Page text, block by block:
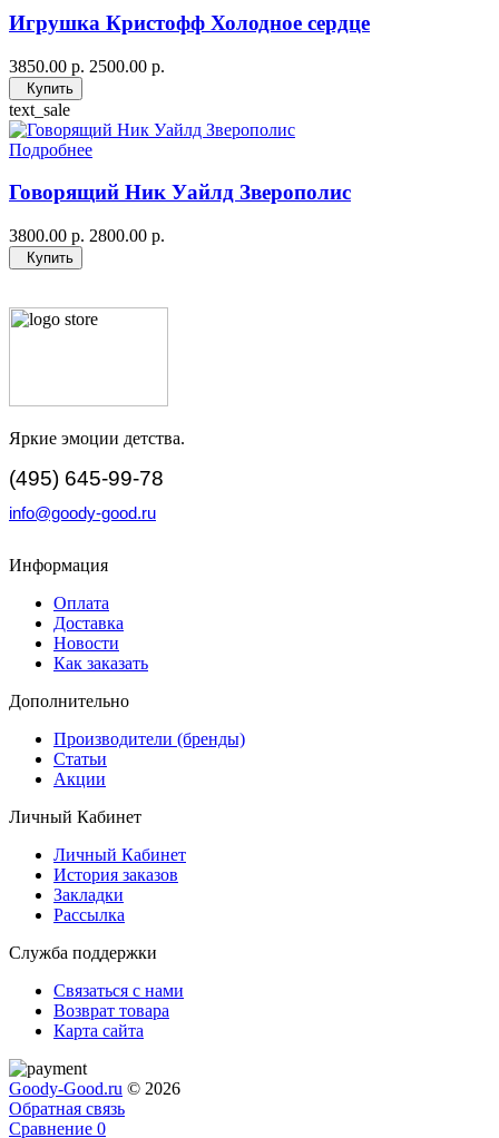
Игрушка Кристофф Холодное сердце
3850.00 р. 2500.00 р.
Купить
text_sale
Подробнее
Говорящий Ник Уайлд Зверополис
3800.00 р. 2800.00 р.
Купить
Яркие эмоции детства.
(495) 645-99-78
info@goody-good.ru
Информация
Оплата
Доставка
Новости
Как заказать
Дополнительно
Производители (бренды)
Статьи
Акции
Личный Кабинет
Личный Кабинет
История заказов
Закладки
Рассылка
Служба поддержки
Связаться с нами
Возврат товара
Карта сайта
Goody-Good.ru © 2026
Обратная связь
Сравнение 0